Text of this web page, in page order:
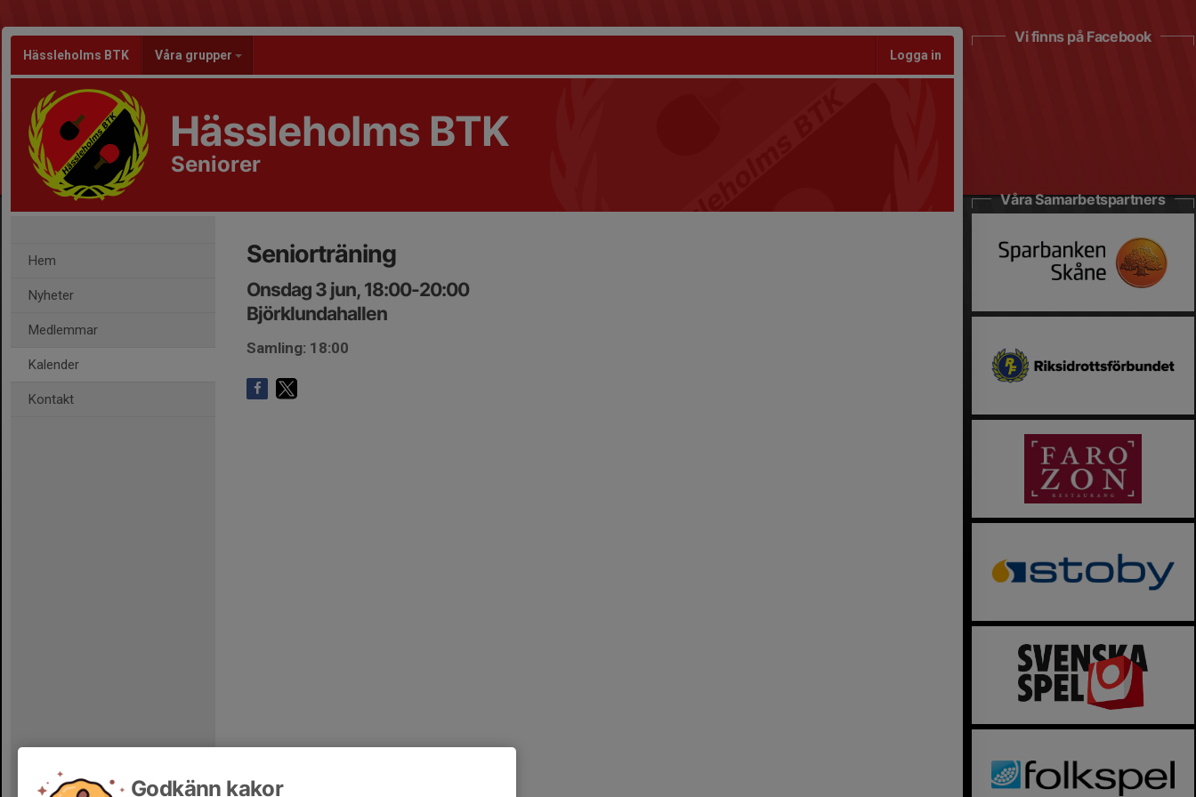
Hässleholms BTK Våra grupper Logga in
Hässleholms BTK
Seniorer
Hem
Nyheter
Medlemmar
Kalender
Kontakt
Seniorträning
Onsdag 3 jun, 18:00-20:00
Björklundahallen
Samling: 18:00
Vi finns på Facebook
Våra Samarbetspartners
Godkänn kakor